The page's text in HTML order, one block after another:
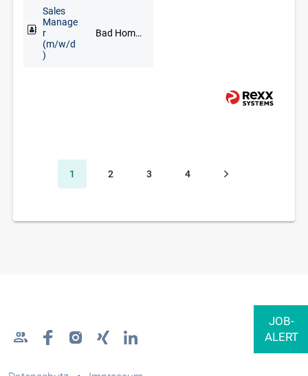
Sales
Manage
r
(m/w/d
)
Bad Homburg, Darmstadt, Frankfurt am Main, Hanau, Limburg an der Lahn, Mainz, Neu-Isenburg, Offenbach am Main, Rüsselsheim, Wiesbaden
1 2 3 4